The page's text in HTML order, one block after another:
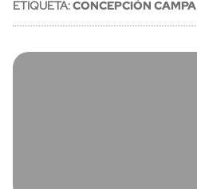
ETIQUETA:CONCEPCIÓN CAMPA